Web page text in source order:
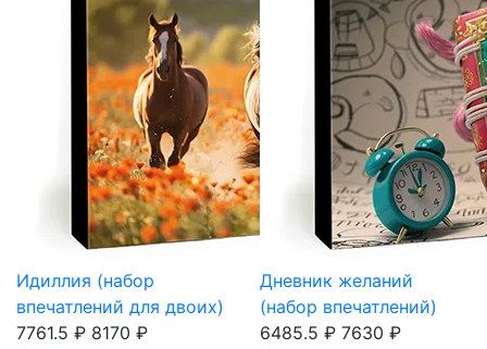
Идиллия (набор
впечатлений для двоих)
7761.5 ₽ 8170 ₽
Дневник желаний
(набор впечатлений)
6485.5 ₽ 7630 ₽